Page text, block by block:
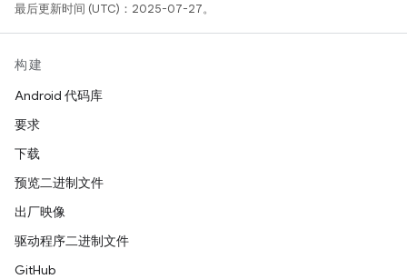
最后更新时间 (UTC)：2025-07-27。
构建
Android 代码库
要求
下载
预览二进制文件
出厂映像
驱动程序二进制文件
GitHub